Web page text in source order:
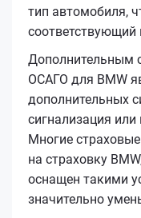
тип автомобиля,
Дополнительным
ОСАГО для BMW
дополнительных
сигнализация
Многие
на страховку
оснащен такими
значительно